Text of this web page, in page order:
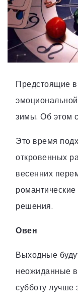
Предстоящие
зимы. Об этом
Это время
откровенных
весенних
решения.
Овен
Выходные
неожиданные
субботу лучше